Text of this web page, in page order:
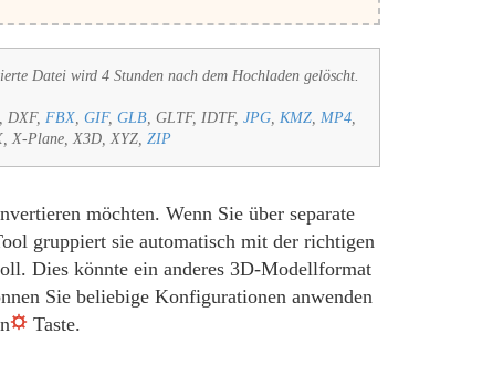
Datei wird 4 Stunden nach dem Hochladen gelöscht.
DXF, FBX, GIF, GLB, GLTF, IDTF, JPG, KMZ, MP4,
X-Plane, X3D, XYZ, ZIP
möchten. Wenn Sie über separate
gruppiert sie automatisch mit der richtigen
Dies könnte ein anderes 3D-Modellformat
Sie beliebige Konfigurationen anwenden
Taste.